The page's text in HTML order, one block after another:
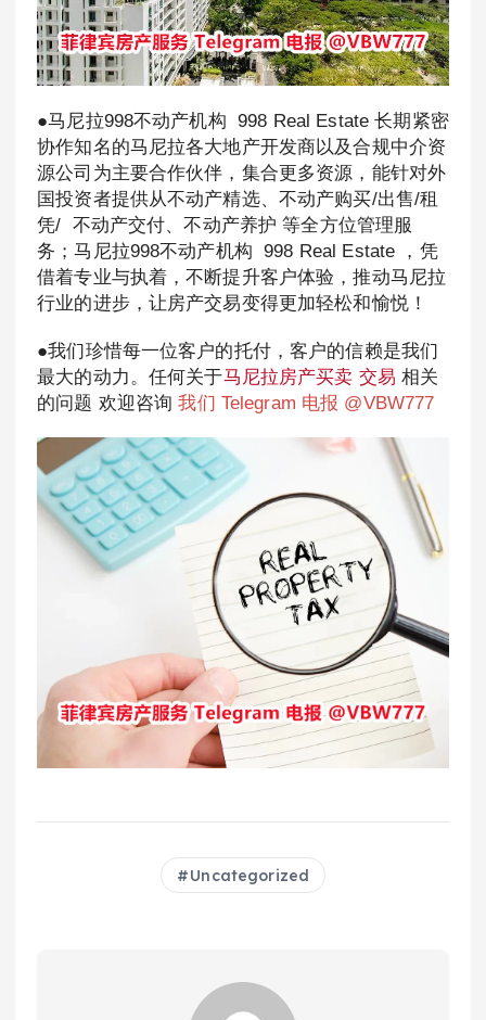
●马尼拉998不动产机构 998 Real Estate 长期紧密
协作知名的马尼拉各大地产开发商以及合规中介资
源公司为主要合作伙伴，集合更多资源，能针对外
国投资者提供从不动产精选、不动产购买/出售/租
凭/ 不动产交付、不动产养护 等全方位管理服
务；马尼拉998不动产机构 998 Real Estate ，凭
借着专业与执着，不断提升客户体验，推动马尼拉
行业的进步，让房产交易变得更加轻松和愉悦！
●我们珍惜每一位客户的托付，客户的信赖是我们
最大的动力。任何关于马尼拉房产买卖 交易相关
的问题 欢迎咨询我们 Telegram 电报 @VBW777
Uncategorized